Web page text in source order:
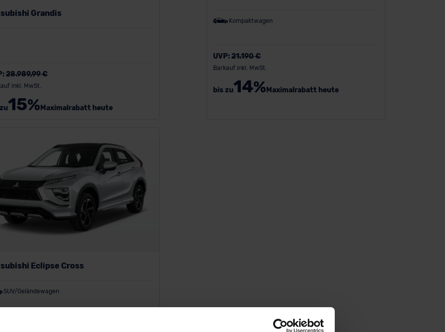
Grandis
28.989,99 €
inkl. MwSt.
15% Maximalrabatt heute
Kompaktwagen
UVP:21.190 €
Barkauf inkl. MwSt.
bis zu14% Maximalrabatt heute
Eclipse Cross
SUV/Geländewagen